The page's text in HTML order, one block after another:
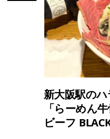
新大阪駅の
「らーめん
ビーフ